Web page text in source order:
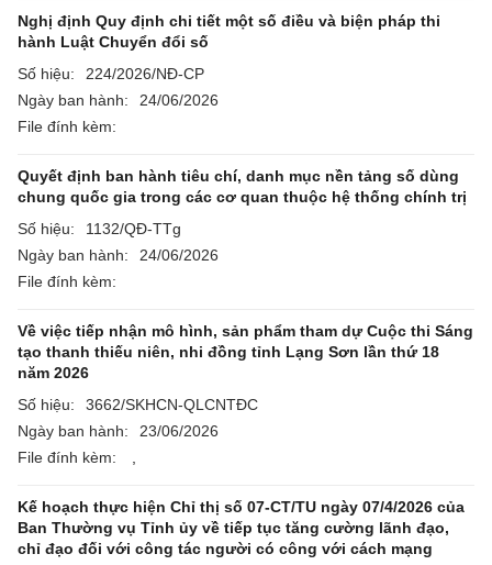
Nghị định Quy định chi tiết một số điều và biện pháp thi
hành Luật Chuyển đổi số
Số hiệu:
224/2026/NĐ-CP
Ngày ban hành:
24/06/2026
File đính kèm:
Quyết định ban hành tiêu chí, danh mục nền tảng số dùng
chung quốc gia trong các cơ quan thuộc hệ thống chính trị
Số hiệu:
1132/QĐ-TTg
Ngày ban hành:
24/06/2026
File đính kèm:
Về việc tiếp nhận mô hình, sản phẩm tham dự Cuộc thi Sáng
tạo thanh thiếu niên, nhi đồng tỉnh Lạng Sơn lần thứ 18
năm 2026
Số hiệu:
3662/SKHCN-QLCNTĐC
Ngày ban hành:
23/06/2026
File đính kèm:
Kế hoạch thực hiện Chỉ thị số 07-CT/TU ngày 07/4/2026 của
Ban Thường vụ Tỉnh ủy về tiếp tục tăng cường lãnh đạo,
chỉ đạo đối với công tác người có công với cách mạng